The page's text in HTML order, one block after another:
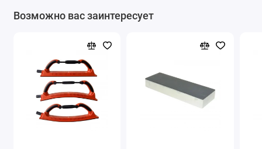
Возможно вас заинтересует